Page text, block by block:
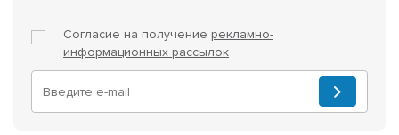
Согласие на получение рекламно-
информационных рассылок